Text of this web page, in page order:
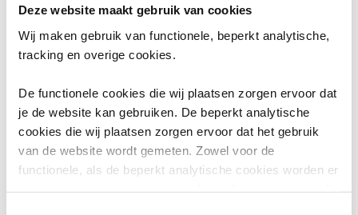
Deze website maakt gebruik van cookies
Wij maken gebruik van functionele, beperkt analytische,
tracking en overige cookies.
De functionele cookies die wij plaatsen zorgen ervoor dat
je de website kan gebruiken. De beperkt analytische
cookies die wij plaatsen zorgen ervoor dat het gebruik
van de website wordt gemeten. Zowel voor de
functionele, als de beperkt analytische cookies worden er
Last van sombere gevoelens of gedachten? Krijg
grip op je somberheid met onze zelfhulpcursus.
Lees verder
Omgaan met stress
Heb je last van stress en wil je daarmee om kunnen